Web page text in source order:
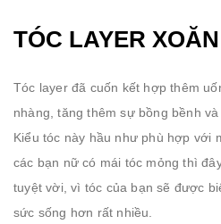
TÓC LAYER
Tóc layer đã cuốn kết hợp thêm
nhàng, tăng thêm sự bồng bềnh
Kiểu tóc này hầu như phù hợp với
các bạn nữ có mái tóc mỏng thì
tuyệt vời, vì tóc của bạn sẽ được
sức sống hơn rất nhiều.